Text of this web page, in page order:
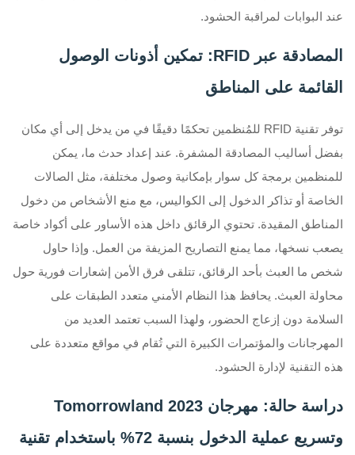
عند البوابات لمراقبة الحشود.
المصادقة عبر RFID: تمكين أذونات الوصول
القائمة على المناطق
توفر تقنية RFID للمُنظمين تحكمًا دقيقًا في من يدخل إلى أي مكان
بفضل أساليب المصادقة المشفرة. عند إعداد حدث ما، يمكن
للمنظمين برمجة كل سوار بإمكانية وصول مختلفة، مثل الصالات
الخاصة أو تذاكر الدخول إلى الكواليس، مع منع الأشخاص من دخول
المناطق المقيدة. تحتوي الرقائق داخل هذه الأساور على أكواد خاصة
يصعب نسخها، مما يمنع التصاريح المزيفة من العمل. وإذا حاول
شخص ما العبث بأحد الرقائق، تتلقى فرق الأمن إشعارات فورية حول
محاولة العبث. يحافظ هذا النظام الأمني متعدد الطبقات على
السلامة دون إزعاج الحضور، ولهذا السبب تعتمد العديد من
المهرجانات والمؤتمرات الكبيرة التي تُقام في مواقع متعددة على
هذه التقنية لإدارة الحشود.
دراسة حالة: مهرجان Tomorrowland 2023
وتسريع عملية الدخول بنسبة 72% باستخدام تقنية